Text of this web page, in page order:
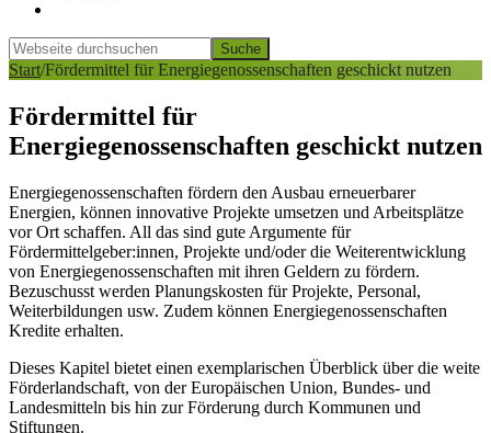
Webseite
durchsuchen
Hide
Start/Fördermittel für Energiegenossenschaften geschickt nutzen
Fördermittel für
Energiegenossenschaften geschickt nutzen
Energiegenossenschaften fördern den Ausbau erneuerbarer
Energien, können innovative Projekte umsetzen und Arbeitsplätze
vor Ort schaffen. All das sind gute Argumente für
Fördermittelgeber:innen, Projekte und/oder die Weiterentwicklung
von Energiegenossenschaften mit ihren Geldern zu fördern.
Bezuschusst werden Planungskosten für Projekte, Personal,
Weiterbildungen usw. Zudem können Energiegenossenschaften
Kredite erhalten.
Dieses Kapitel bietet einen exemplarischen Überblick über die weite
Förderlandschaft, von der Europäischen Union, Bundes- und
Landesmitteln bis hin zur Förderung durch Kommunen und
Stiftungen.